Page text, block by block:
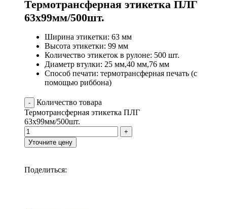
Термотрансферная этикетка ПЛГ
63х99мм/500шт.
Ширина этикетки: 63 мм
Высота этикетки: 99 мм
Количество этикеток в рулоне: 500 шт.
Диаметр втулки: 25 мм,40 мм,76 мм
Способ печати: термотрансферная печать (с
помощью риббона)
Количество товара
Термотрансферная этикетка ПЛГ
63х99мм/500шт.
Уточните цену
Поделиться: